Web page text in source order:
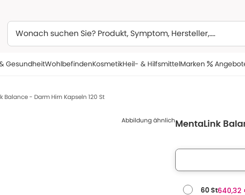
GesundheitWohlbefindenKosmetikHeil- & HilfsmittelMarken
Balance - Darm Hirn Kapseln 120 St
Abbildung ähnlich MentaLink
60 St